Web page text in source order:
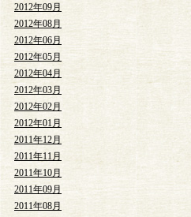
2012年09月
2012年08月
2012年06月
2012年05月
2012年04月
2012年03月
2012年02月
2012年01月
2011年12月
2011年11月
2011年10月
2011年09月
2011年08月